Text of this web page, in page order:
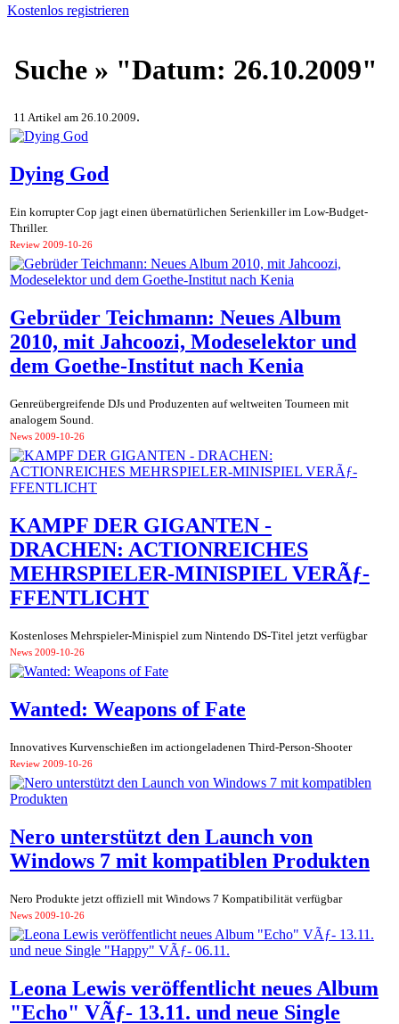
Kostenlos registrieren
Suche » "Datum: 26.10.2009"
11 Artikel am 26.10.2009.
Dying God
Ein korrupter Cop jagt einen übernatürlichen Serienkiller im Low-Budget-
Thriller.
Review 2009-10-26
Gebrüder Teichmann: Neues Album
2010, mit Jahcoozi, Modeselektor und
dem Goethe-Institut nach Kenia
Genreübergreifende DJs und Produzenten auf weltweiten Tourneen mit
analogem Sound.
News 2009-10-26
KAMPF DER GIGANTEN -
DRACHEN: ACTIONREICHES
MEHRSPIELER-MINISPIEL VERÃƒ-
FFENTLICHT
Kostenloses Mehrspieler-Minispiel zum Nintendo DS-Titel jetzt verfügbar
News 2009-10-26
Wanted: Weapons of Fate
Innovatives Kurvenschießen im actiongeladenen Third-Person-Shooter
Review 2009-10-26
Nero unterstützt den Launch von
Windows 7 mit kompatiblen Produkten
Nero Produkte jetzt offiziell mit Windows 7 Kompatibilität verfügbar
News 2009-10-26
Leona Lewis veröffentlicht neues Album
"Echo" VÃƒ- 13.11. und neue Single